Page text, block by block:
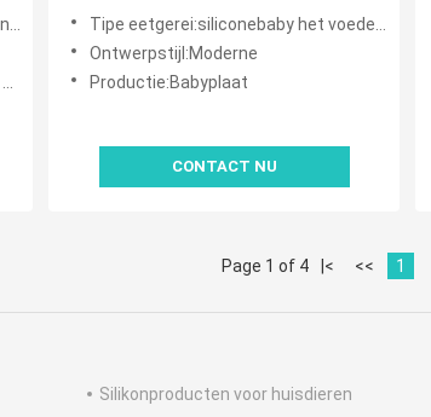
kop peuter lepel vork voedingssets
Tipe eetgerei:siliconebaby het voeden reeks
Ontwerpstijl:Moderne
Productie:Babyplaat
CONTACT NU
Page 1 of 4 |< << 1
Silikonproducten voor huisdieren